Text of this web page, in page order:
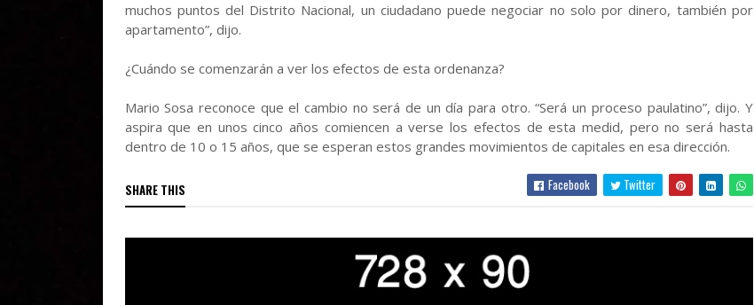
muchos puntos del Distrito Nacional, un ciudadano puede negociar no solo por dinero, también por
apartamento”, dijo.
¿Cuándo se comenzarán a ver los efectos de esta ordenanza?
Mario Sosa reconoce que el cambio no será de un día para otro. “Será un proceso paulatino”, dijo. Y
aspira que en unos cinco años comiencen a verse los efectos de esta medid, pero no será hasta
dentro de 10 o 15 años, que se esperan estos grandes movimientos de capitales en esa dirección.
SHARE THIS Facebook Twitter